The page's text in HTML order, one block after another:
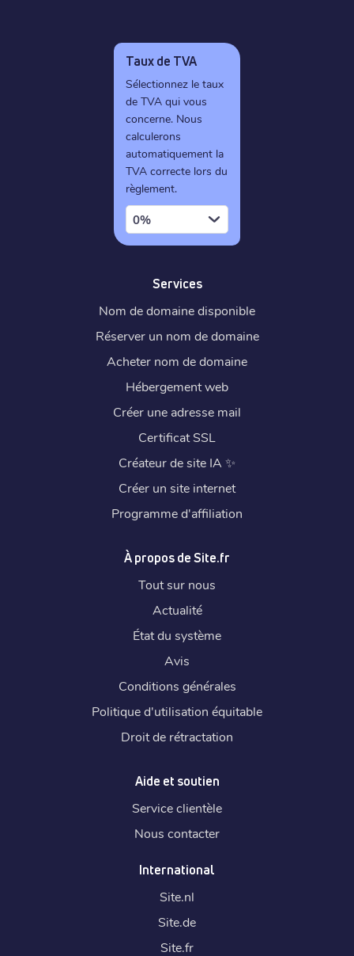
Taux de TVA
Sélectionnez le taux
de TVA qui vous
concerne. Nous
calculerons
automatiquement la
TVA correcte lors du
règlement.
0%
Services
Nom de domaine disponible
Réserver un nom de domaine
Acheter nom de domaine
Hébergement web
Créer une adresse mail
Certificat SSL
Créateur de site IA ✨
Créer un site internet
Programme d'affiliation
À propos de Site.fr
Tout sur nous
Actualité
État du système
Avis
Conditions générales
Politique d'utilisation équitable
Droit de rétractation
Aide et soutien
Service clientèle
Nous contacter
International
Site.nl
Site.de
Site.fr